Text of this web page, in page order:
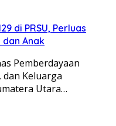
di PRSU, Perluas
Anak
Pemberdayaan
Keluarga
Utara…